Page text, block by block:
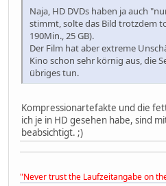
Naja, HD DVDs haben ja auch
stimmt, solte das Bild trotzdem
190Min., 25 GB).
Der Film hat aber extreme
Kino schon sehr körnig aus, die
übriges tun.
Kompressionartefakte und die
ich je in HD gesehen habe, sind
beabsichtigt. ;)
"Never trust the Laufzeitangabe on